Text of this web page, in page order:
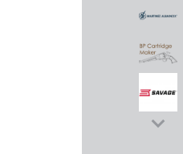
MARLIN
BP MAKER
SAVAGE